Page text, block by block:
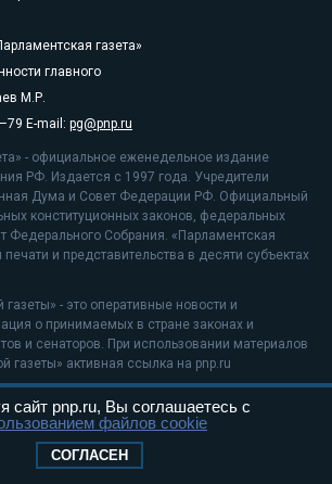
газета»
главного
М.Р.
E-mail: pg@pnp.ru
- официальное еженедельное издание
РФ. Издается с 1997 года. Учредители
Дума и Совет Федерации РФ. Официальный
конституционных законов, федеральных
Федерального Собрания. «Парламентская
печати и представительства в десяти субъектах
газеты» - это оперативные новости и
о принимаемых в стране законах и
и сенаторов. При использовании материалов
газеты» активная ссылка на pnp.ru
применяютсярекомендательные
данных
сайт pnp.ru, Вы соглашаетесь с
файлов cookie
СОГЛАСЕН